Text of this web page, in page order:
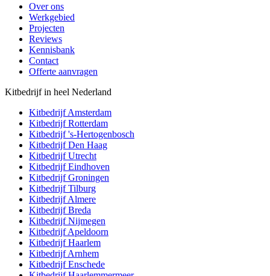
Over ons
Werkgebied
Projecten
Reviews
Kennisbank
Contact
Offerte aanvragen
Kitbedrijf in heel Nederland
KitbedrijfAmsterdam
KitbedrijfRotterdam
Kitbedrijf's-Hertogenbosch
KitbedrijfDen Haag
KitbedrijfUtrecht
KitbedrijfEindhoven
KitbedrijfGroningen
KitbedrijfTilburg
KitbedrijfAlmere
KitbedrijfBreda
KitbedrijfNijmegen
KitbedrijfApeldoorn
KitbedrijfHaarlem
KitbedrijfArnhem
KitbedrijfEnschede